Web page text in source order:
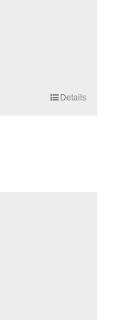
Details